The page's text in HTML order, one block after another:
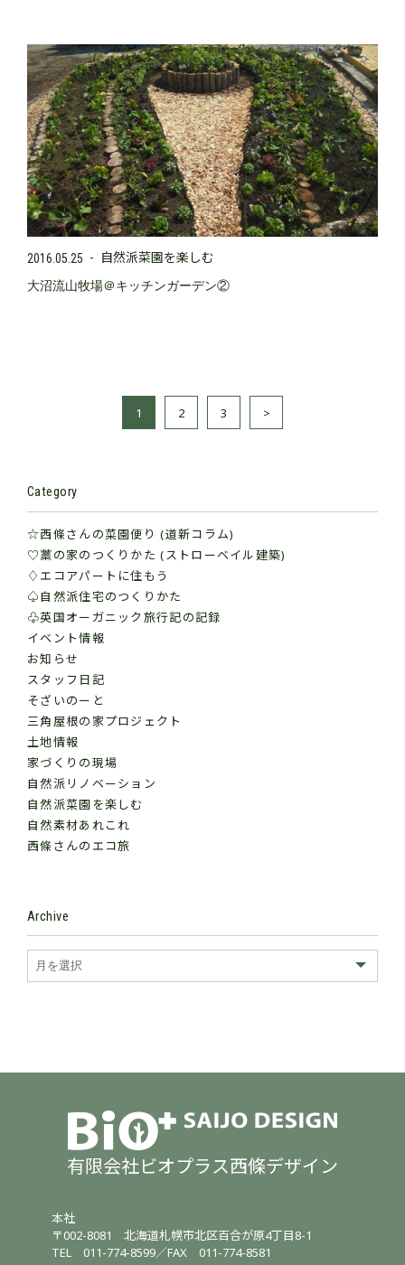
2016.05.25 自然派菜園を楽しむ
大沼流山牧場＠キッチンガーデン②
1 2 3 >
Category
☆西條さんの菜園便り (道新コラム)
♡藁の家のつくりかた (ストローベイル建築)
♢エコアパートに住もう
♤自然派住宅のつくりかた
♧英国オーガニック旅行記の記録
イベント情報
お知らせ
スタッフ日記
そざいのーと
三角屋根の家プロジェクト
土地情報
家づくりの現場
自然派リノベーション
自然派菜園を楽しむ
自然素材あれこれ
西條さんのエコ旅
Archive
有限会社ビオプラス西條デザイン
本社
〒002-8081北海道札幌市北区百合が原4丁目8-1
TEL011-774-8599／FAX 011-774-8581